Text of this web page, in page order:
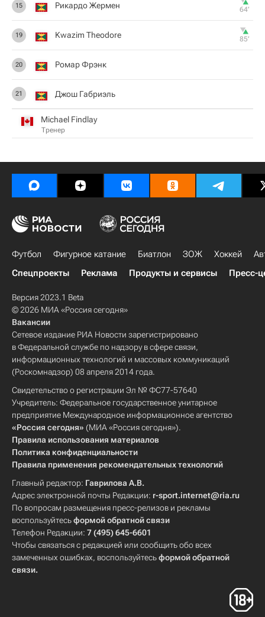
15 Рикардо Жермен 64‎’‎
19 Kwazim Theodore 85‎’‎
20 Ромар Фрэнк
21 Джош Габриэль
Michael Findlay
Тренер
Футбол Фигурное катание Биатлон ЗОЖ Хоккей
Спецпроекты
Реклама Продукты и сервисы Пресс-
Версия 2023.1 Beta
© 2026 МИА «Россия сегодня»
Вакансии
Сетевое издание РИА Новости зарегистрировано
в Федеральной службе по надзору в сфере связи,
информационных технологий и массовых коммуникаций
(Роскомнадзор) 08 апреля 2014 года.
Свидетельство о регистрации Эл № ФС77-57640
Учредитель: Федеральное государственное унитарное
предприятие Международное информационное агентство
«Россия сегодня» (МИА «Россия сегодня»).
Правила использования материалов
Политика конфиденциальности
Правила применения рекомендательных технологий
Главный редактор: Гаврилова А.В.
Адрес электронной почты Редакции: r-sport.internet@ria.ru
По вопросам размещения пресс-релизов и рекламы
воспользуйтесьформой обратной связи
Телефон Редакции: 7 (495) 645-6601
Чтобы связаться с редакцией или сообщить обо всех
замеченных ошибках, воспользуйтесьформой обратной
связи.